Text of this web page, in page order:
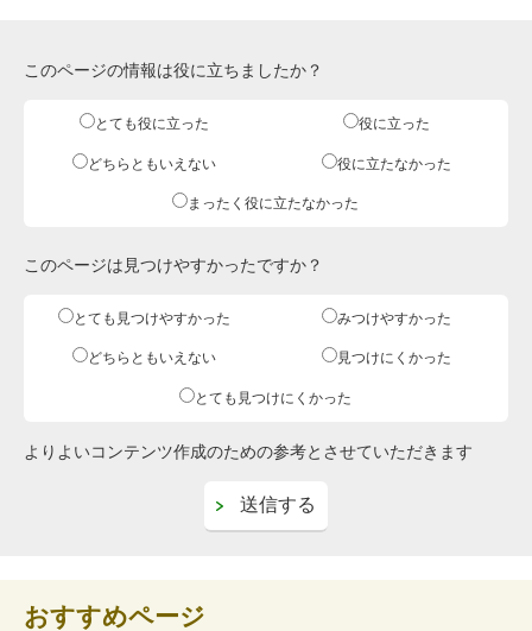
このページの情報は役に立ちましたか？
とても役に立った 役に立った
どちらともいえない 役に立たなかった
まったく役に立たなかった
このページは見つけやすかったですか？
とても見つけやすかった みつけやすかった
どちらともいえない 見つけにくかった
とても見つけにくかった
よりよいコンテンツ作成のための参考とさせていただきます
おすすめページ